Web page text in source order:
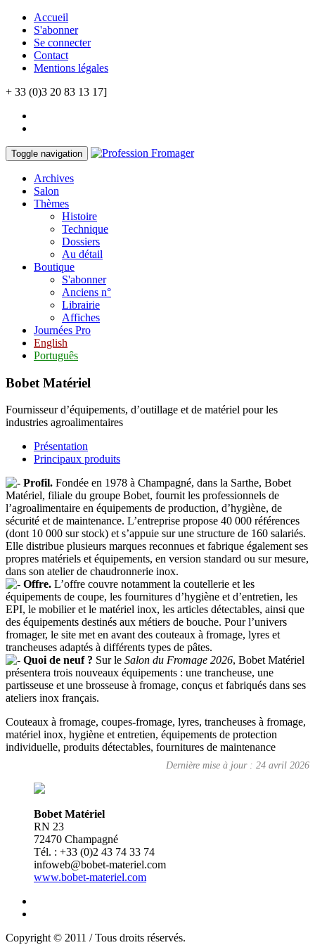
Accueil
S'abonner
Se connecter
Contact
Mentions légales
+ 33 (0)3 20 83 13 17]
Toggle navigation
Archives
Salon
Thèmes
Histoire
Technique
Dossiers
Au détail
Boutique
S'abonner
Anciens n°
Librairie
Affiches
Journées Pro
English
Português
Bobet Matériel
Fournisseur d’équipements, d’outillage et de matériel pour les
industries agroalimentaires
Présentation
Principaux produits
Profil. Fondée en 1978 à Champagné, dans la Sarthe, Bobet
Matériel, filiale du groupe Bobet, fournit les professionnels de
l’agroalimentaire en équipements de production, d’hygiène, de
sécurité et de maintenance. L’entreprise propose 40 000 références
(dont 10 000 sur stock) et s’appuie sur une structure de 160 salariés.
Elle distribue plusieurs marques reconnues et fabrique également ses
propres matériels et équipements, en version standard ou sur mesure,
dans son atelier de chaudronnerie inox.
Offre. L’offre couvre notamment la coutellerie et les
équipements de coupe, les fournitures d’hygiène et d’entretien, les
EPI, le mobilier et le matériel inox, les articles détectables, ainsi que
des équipements destinés aux métiers de bouche. Pour l’univers
fromager, le site met en avant des couteaux à fromage, lyres et
trancheuses adaptés à différents types de pâtes.
Quoi de neuf ? Sur le Salon du Fromage 2026, Bobet Matériel
présentera trois nouveaux équipements : une trancheuse, une
partisseuse et une brosseuse à fromage, conçus et fabriqués dans ses
ateliers inox français.
Couteaux à fromage, coupes-fromage, lyres, trancheuses à fromage,
matériel inox, hygiène et entretien, équipements de protection
individuelle, produits détectables, fournitures de maintenance
Dernière mise à jour : 24 avril 2026
Bobet Matériel
RN 23
72470 Champagné
Tél. : +33 (0)2 43 74 33 74
infoweb@bobet-materiel.com
www.bobet-materiel.com
Copyright © 2011 / Tous droits réservés.